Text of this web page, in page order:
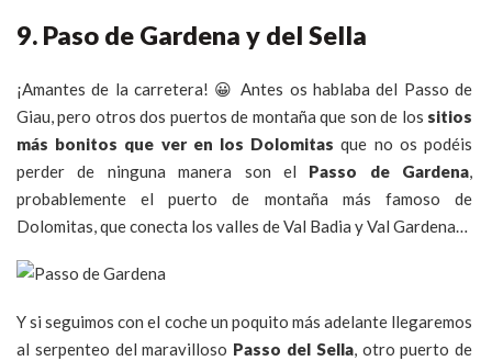
9. Paso de Gardena y del Sella
¡Amantes de la carretera! 😀 Antes os hablaba del Passo de
Giau, pero otros dos puertos de montaña que son de los sitios
más bonitos que ver en los Dolomitas que no os podéis
perder de ninguna manera son el Passo de Gardena
probablemente el puerto de montaña más famoso de
Dolomitas, que conecta los valles de Val Badia y Val Gardena…
Y si seguimos con el coche un poquito más adelante llegaremos
al serpenteo del maravilloso Passo del Sella, otro puerto de